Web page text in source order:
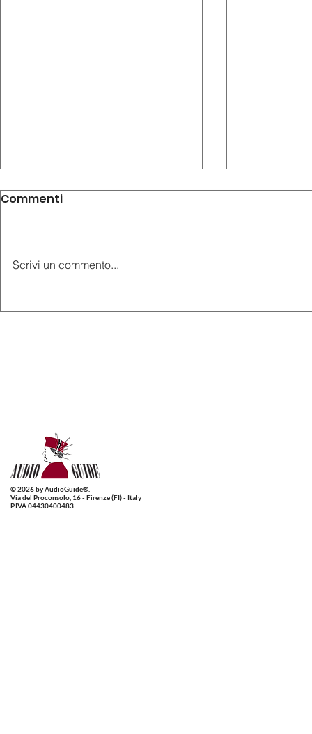
AudioGuide® sbarca a
Commenti
Scrivi un commento...
© 2026 by AudioGuide®.
Via del Proconsolo, 16 - Firenze (FI) - Italy
P.IVA 04430400483